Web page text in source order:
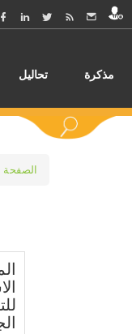
تحاليل مذكرة
الصفحة